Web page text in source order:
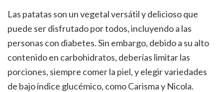
Las patatas son un vegetal versátil y delicioso que
puede ser disfrutado por todos, incluyendo a las
personas con diabetes. Sin embargo, debido a su alto
contenido en carbohidratos, deberías limitar las
porciones, siempre comer la piel, y elegir variedades
de bajo índice glucémico, como Carisma y Nicola.